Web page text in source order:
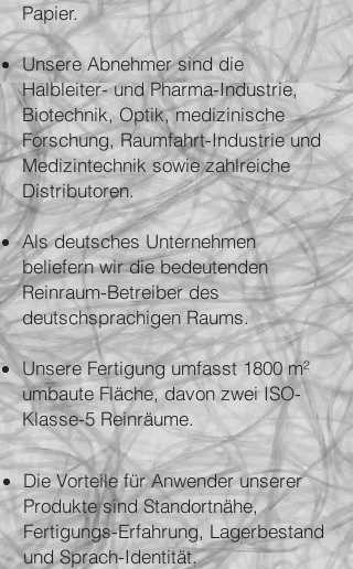
Papier.
Unsere Abnehmer sind die
Halbleiter- und Pharma-Industrie,
Biotechnik, Optik, medizinische
Forschung, Raumfahrt-Industrie und
Medizintechnik sowie zahlreiche
Distributoren.
Als deutsches Unternehmen
beliefern wir die bedeutenden
Reinraum-Betreiber des
deutschsprachigen Raums.
Unsere Fertigung umfasst 1800 m²
umbaute Fläche, davon zwei ISO-
Klasse-5 Reinräume.
Die Vorteile für Anwender unserer
Produkte sind Standortnähe,
Fertigungs-Erfahrung, Lagerbestand
und Sprach-Identität.